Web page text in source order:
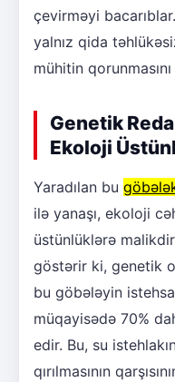
çevirməyi
yalnız qida
mühitin
Genetik
Ekoloji
Yaradılan bu
ilə yanaşı, ekoloji
üstünlüklərə
göstərir ki, genetik
bu göbələyin
müqayisədə 70%
edir. Bu, su
qırılmasının